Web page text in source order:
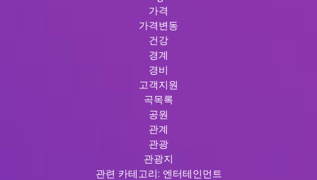
가격
가격변동
건강
경계
경비
고객지원
곡목록
공원
관계
관광
관광지
관련 카테고리: 엔터테인먼트